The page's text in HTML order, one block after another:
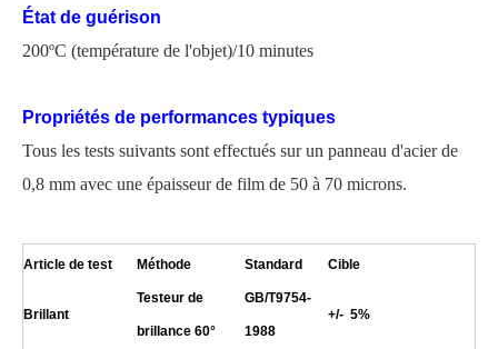
État de guérison
200ºC (température de l'objet)/10 minutes
Propriétés de performances typiques
Tous les tests suivants sont effectués sur un panneau d'acier de
0,8 mm avec une épaisseur de film de 50 à 70 microns.
Article de test Méthode Standard Cible
Brillant
Testeur de
brillance 60°
GB/T9754-
1988
+/- 5%